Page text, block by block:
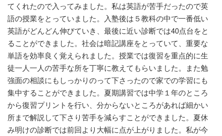
てくれたので入ってみました。私は英語が苦手だったので英
語の授業をとっていました。入塾後は５教科の中で一番低い
英語がどんどん伸びていき、最後に近い診断では40点台をと
ることができました。社会は暗記講座をとっていて、重要な
単語を効率良く覚えられました。授業では復習を重点的に生
徒一人一人の苦手な所を丁寧に教えてもらいました。また勉
強面の相談にもしっかりのって下さったので家での学習にも
集中することができました。夏期講習では中学１年のところ
から復習プリントを行い、分からないところがあれば細かい
所まで解説して下さり苦手を減らすことができました。夏休
み明けの診断では前回より大幅に点が上がりました。私が今